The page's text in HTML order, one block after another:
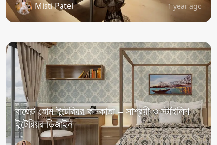
Misti Patel 1 year ago
বাজেট হোম ইন্টেরিয়র কলকাতা – সাশ্রয়ী ও স্টাইলিশ
ইন্টেরিয়র ডিজাইন